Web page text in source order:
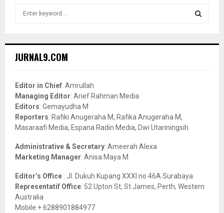
h
o
r
:
JURNAL9.COM
Editor in Chief: Amrullah
Managing Editor: Arief Rahman Media
Editors: Gemayudha M
Reporters: Rafiki Anugeraha M, Rafika Anugeraha M,
Masaraafi Media, Espana Radin Media, Dwi Utariningsih
Administrative & Secretary: Ameerah Alexa
Marketing Manager: Anisa Maya M
Editor’s Office : Jl. Dukuh Kupang XXXI no.46A Surabaya
Representatif Office: 52 Upton St, St James, Perth, Western
Australia
Mobile:+ 6288901884977